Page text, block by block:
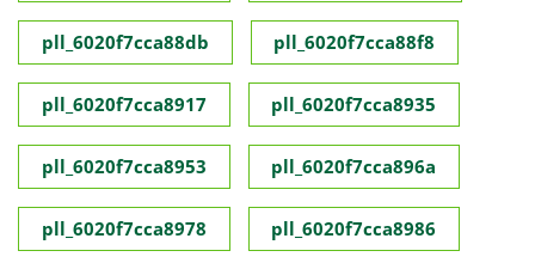
pll_6020f7cca88db pll_6020f7cca88f8
pll_6020f7cca8917 pll_6020f7cca8935
pll_6020f7cca8953 pll_6020f7cca896a
pll_6020f7cca8978 pll_6020f7cca8986